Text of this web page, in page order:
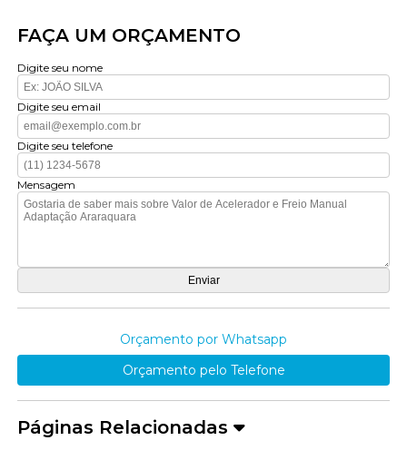
FAÇA UM ORÇAMENTO
Digite seu nome
Digite seu email
Digite seu telefone
Mensagem
Orçamento por Whatsapp
Orçamento pelo Telefone
Páginas Relacionadas